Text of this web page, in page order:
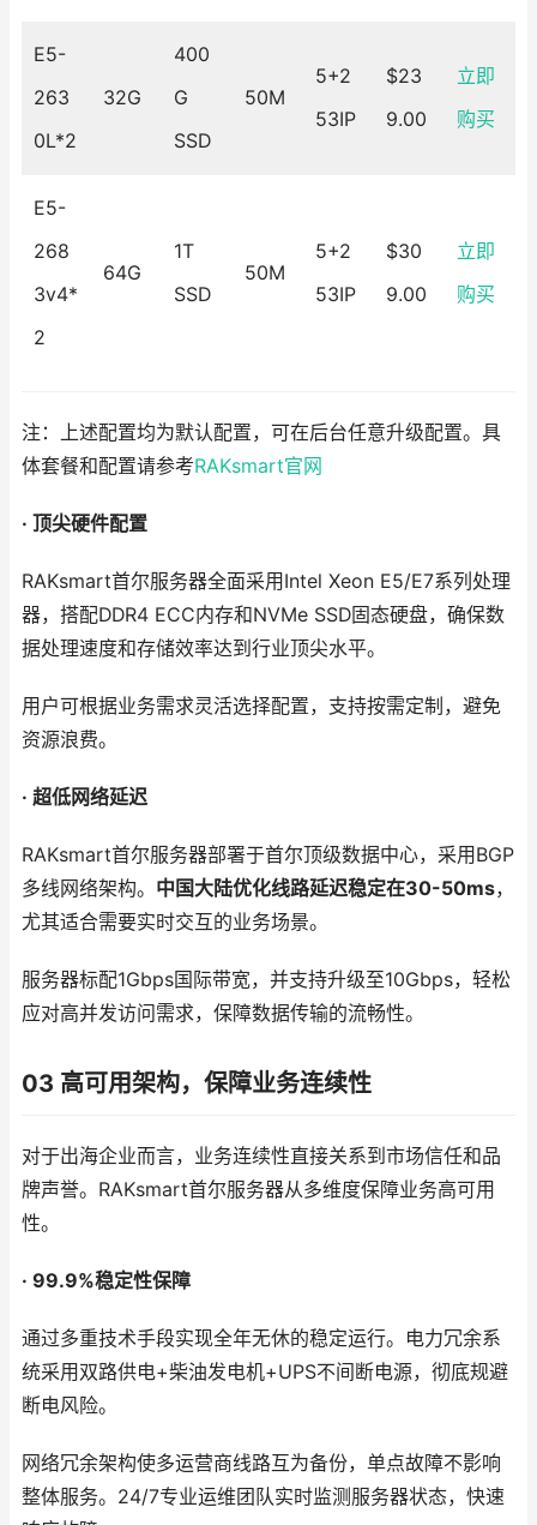
E5-
263
0L*2
32G
400
G
SSD
50M
5+2
53IP
$23
9.00
立即
购买
E5-
268
3v4*
2
64G
1T
SSD
50M
5+2
53IP
$30
9.00
立即
购买
注：上述配置均为默认配置，可在后台任意升级配置。具
体套餐和配置请参考RAKsmart官网
· 顶尖硬件配置
RAKsmart首尔服务器全面采用Intel Xeon E5/E7系列处理
器，搭配DDR4 ECC内存和NVMe SSD固态硬盘，确保数
据处理速度和存储效率达到行业顶尖水平。
用户可根据业务需求灵活选择配置，支持按需定制，避免
资源浪费。
· 超低网络延迟
RAKsmart首尔服务器部署于首尔顶级数据中心，采用BGP
多线网络架构。 中国大陆优化线路延迟稳定在30-50ms，
尤其适合需要实时交互的业务场景。
服务器标配1Gbps国际带宽，并支持升级至10Gbps，轻松
应对高并发访问需求，保障数据传输的流畅性。
03 高可用架构，保障业务连续性
对于出海企业而言，业务连续性直接关系到市场信任和品
牌声誉。RAKsmart首尔服务器从多维度保障业务高可用
性。
· 99.9%稳定性保障
通过多重技术手段实现全年无休的稳定运行。电力冗余系
统采用双路供电+柴油发电机+UPS不间断电源，彻底规避
断电风险。
网络冗余架构使多运营商线路互为备份，单点故障不影响
整体服务。24/7专业运维团队实时监测服务器状态，快速